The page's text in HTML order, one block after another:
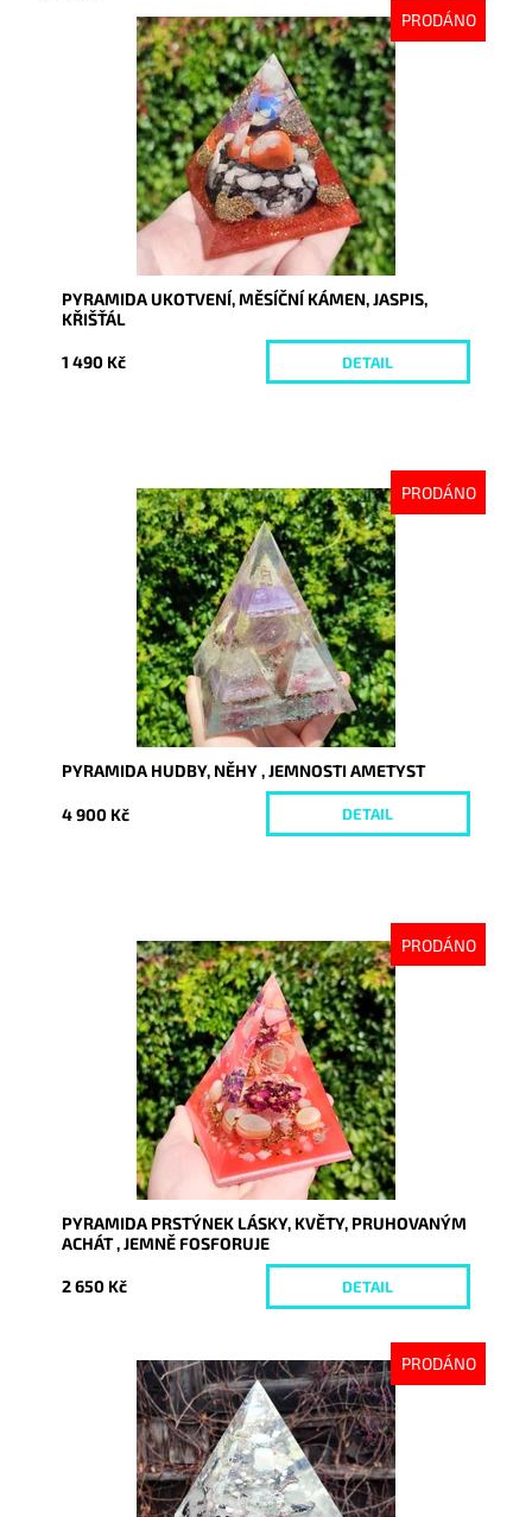
PRODÁNO
Dostupnost:
Vyprodáno
9211
PYRAMIDA UKOTVENÍ, MĚSÍČNÍ KÁMEN, JASPIS,
KŘIŠŤÁL
1 490 Kč DETAIL
PRODÁNO
Dostupnost:
Vyprodáno
8766
PYRAMIDA HUDBY, NĚHY , JEMNOSTI AMETYST
4 900 Kč DETAIL
PRODÁNO
Dostupnost:
Vyprodáno
9210
PYRAMIDA PRSTÝNEK LÁSKY, KVĚTY, PRUHOVANÝM
ACHÁT , JEMNĚ FOSFORUJE
2 650 Kč DETAIL
PRODÁNO
Dostupnost:
Vyprodáno
7789